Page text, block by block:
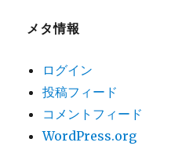
メタ情報
ログイン
投稿フィード
コメントフィード
WordPress.org